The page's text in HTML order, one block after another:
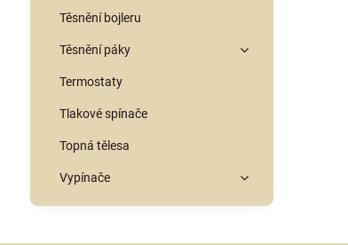
Těsnění bojleru
Těsnění páky
Termostaty
Tlakové spínače
Topná tělesa
Vypínače